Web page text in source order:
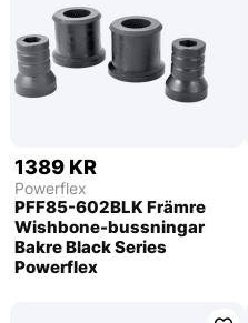
1389 KR
Powerflex
PFF85-602BLK Främre
Wishbone-bussningar
Bakre Black Series
Powerflex